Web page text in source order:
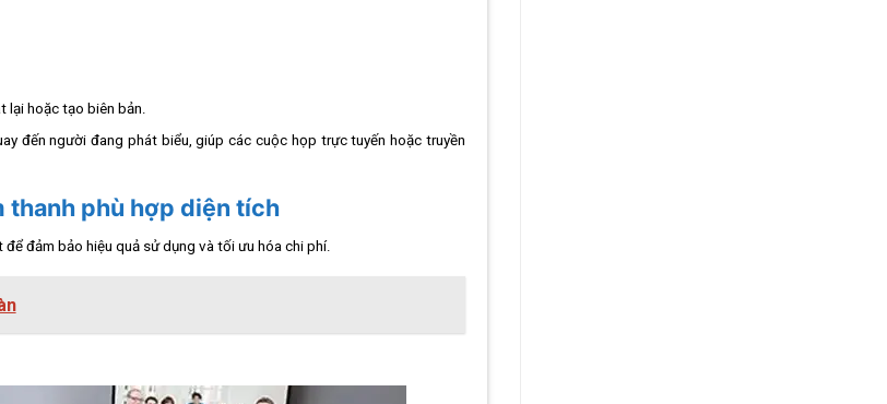
lại hoặc tạo biên bản.
đến người đang phát biểu, giúp các cuộc họp trực tuyến hoặc truyền
thanh phù hợp diện tích
đảm bảo hiệu quả sử dụng và tối ưu hóa chi phí.